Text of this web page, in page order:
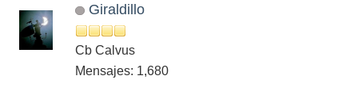
Giraldillo
Cb Calvus
Mensajes: 1,680